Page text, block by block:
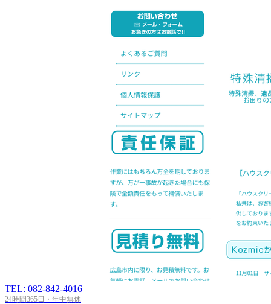
TEL: 082-842-4016
24時間365日・年中無休